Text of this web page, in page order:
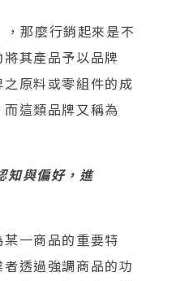
那麼行銷起來是不
其產品予以品牌
原料或零組件的成
這類品牌又稱為
知與偏好，進
一商品的重要特
透過強調商品的功